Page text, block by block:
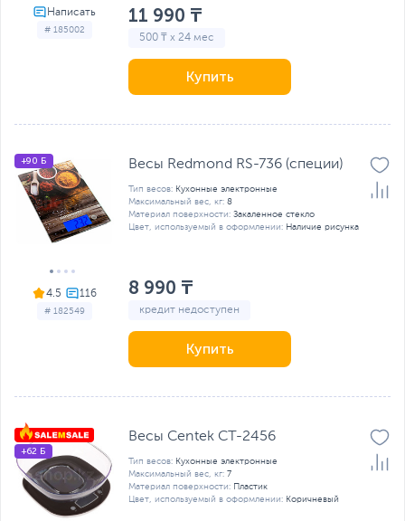
# 185002
11 990 ₸
500 ₸ x 24 мес
Купить
4.5
# 182549
+90 Б Весы Redmond RS-736 (специи)
Тип весов: Кухонные электронные
Максимальный вес, кг: 8
Материал поверхности: Закаленное стекло
Цвет, используемый в оформлении: Наличие рисунка
8 990 ₸
кредит недоступен
Купить
+62 Б
Весы Centek CT-2456
Тип весов: Кухонные электронные
Максимальный вес, кг: 7
Материал поверхности: Пластик
Цвет, используемый в оформлении: Коричневый